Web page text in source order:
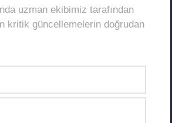
uzman ekibimiz tarafından
kritik güncellemelerin doğrudan